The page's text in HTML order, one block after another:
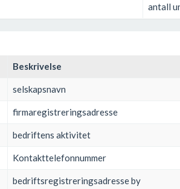
antall
Beskrivelse
selskapsnavn
firmaregistreringsadresse
bedriftens aktivitet
Kontakttelefonnummer
bedriftsregistreringsadresse by